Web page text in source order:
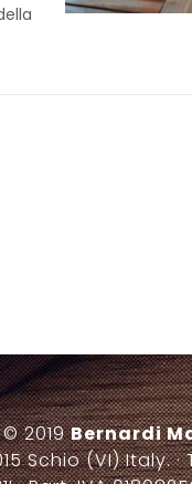
© 2019Bernardi
Schio (VI) Italy.